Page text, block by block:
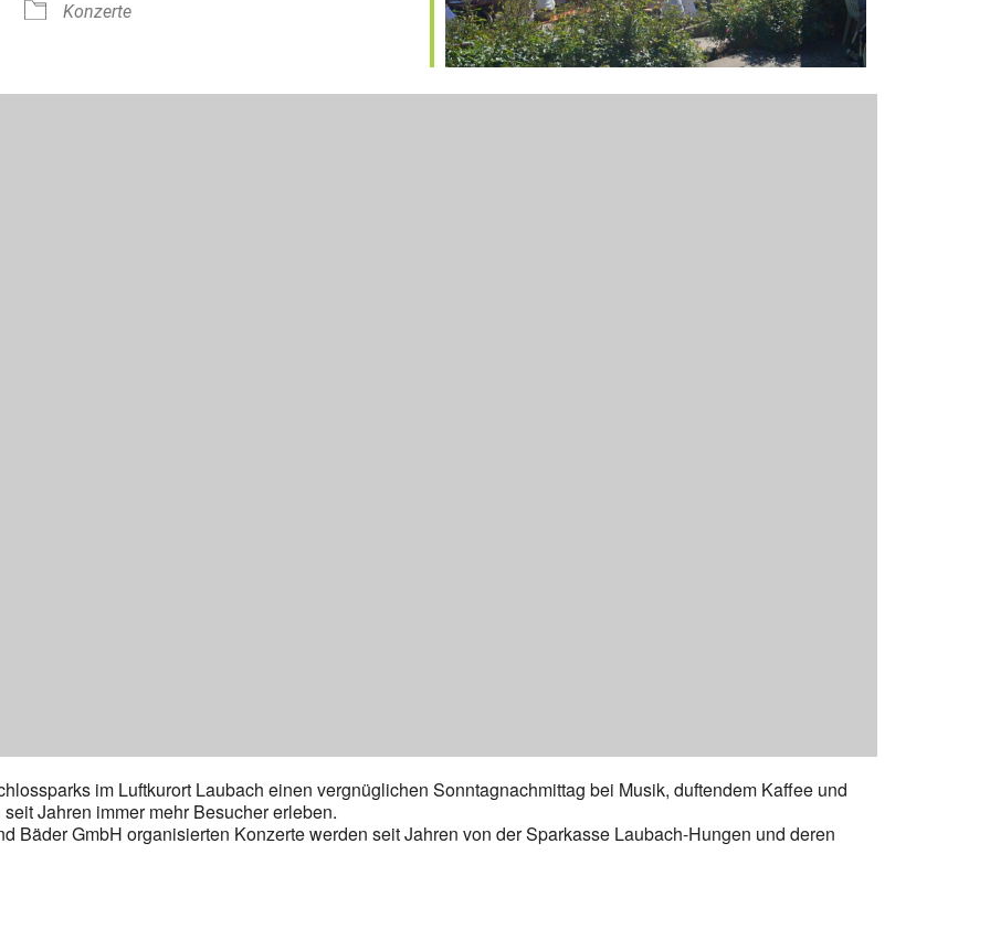
Konzerte
im Luftkurort Laubach einen vergnüglichen Sonntagnachmittag bei Musik, duftendem Kaffee und
Jahren immer mehr Besucher erleben.
Bäder GmbH organisierten Konzerte werden seit Jahren von der Sparkasse Laubach-Hungen und deren